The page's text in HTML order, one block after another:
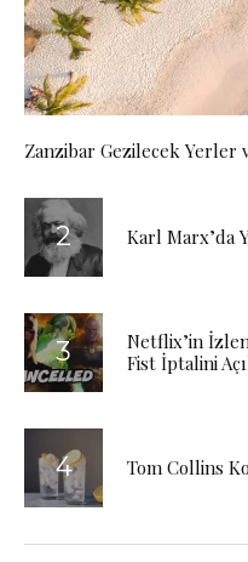
Zanzibar Gezilecek Yerler
Karl Marx’da
Netflix’in
Fist İptalini
Tom Collins